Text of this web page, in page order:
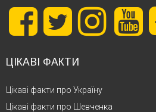
ЦІКАВІ ФАКТИ
Цікаві факти про Україну
Цікаві факти про Шевченка